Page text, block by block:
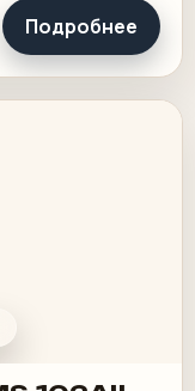
Подробнее